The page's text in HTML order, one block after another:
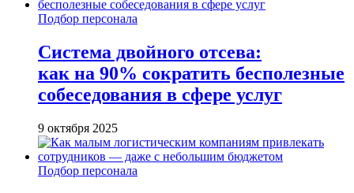
Подбор персонала
Система двойного отсева:
как на 90% сократить бесполезные
собеседования в сфере услуг
9 октября 2025
Подбор персонала